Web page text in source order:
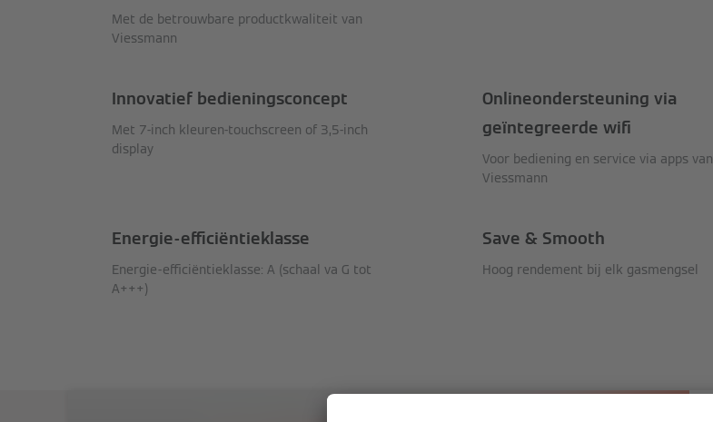
Met de betrouwbare productkwaliteit van
Viessmann
Innovatief bedieningsconcept
Met 7-inch kleuren-touchscreen of 3,5-inch
display
Onlineondersteuning via
geïntegreerde wifi
Voor bediening en service via apps van
Viessmann
Energie-efficiëntieklasse
Energie-efficiëntieklasse: A (schaal va G tot
A+++)
Save & Smooth
Hoog rendement bij elk gasmengsel